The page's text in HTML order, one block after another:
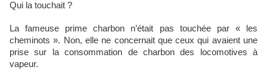
Qui la touchait ?
La fameuse prime charbon n’était pas touchée par « les
cheminots ». Non, elle ne concernait que ceux qui avaient une
prise sur la consommation de charbon des locomotives à
vapeur.